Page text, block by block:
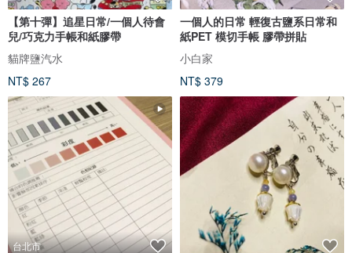
【第十彈】追星日常/一個人待會
兒/巧克力手帳和紙膠帶
貓牌鹽汽水
NT$ 267
一個人的日常 輕復古鹽系日常和
紙PET 模切手帳 膠帶拼貼
小白家
NT$ 379
台北市